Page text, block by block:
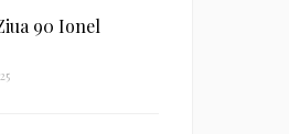
90 Ionel